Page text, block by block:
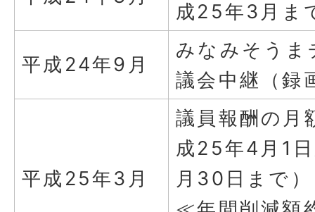
成25年3月ま
平成24年9月
みなみそう
議会中継（録
平成25年3月
議員報酬の月
成25年4月1
月30日まで）